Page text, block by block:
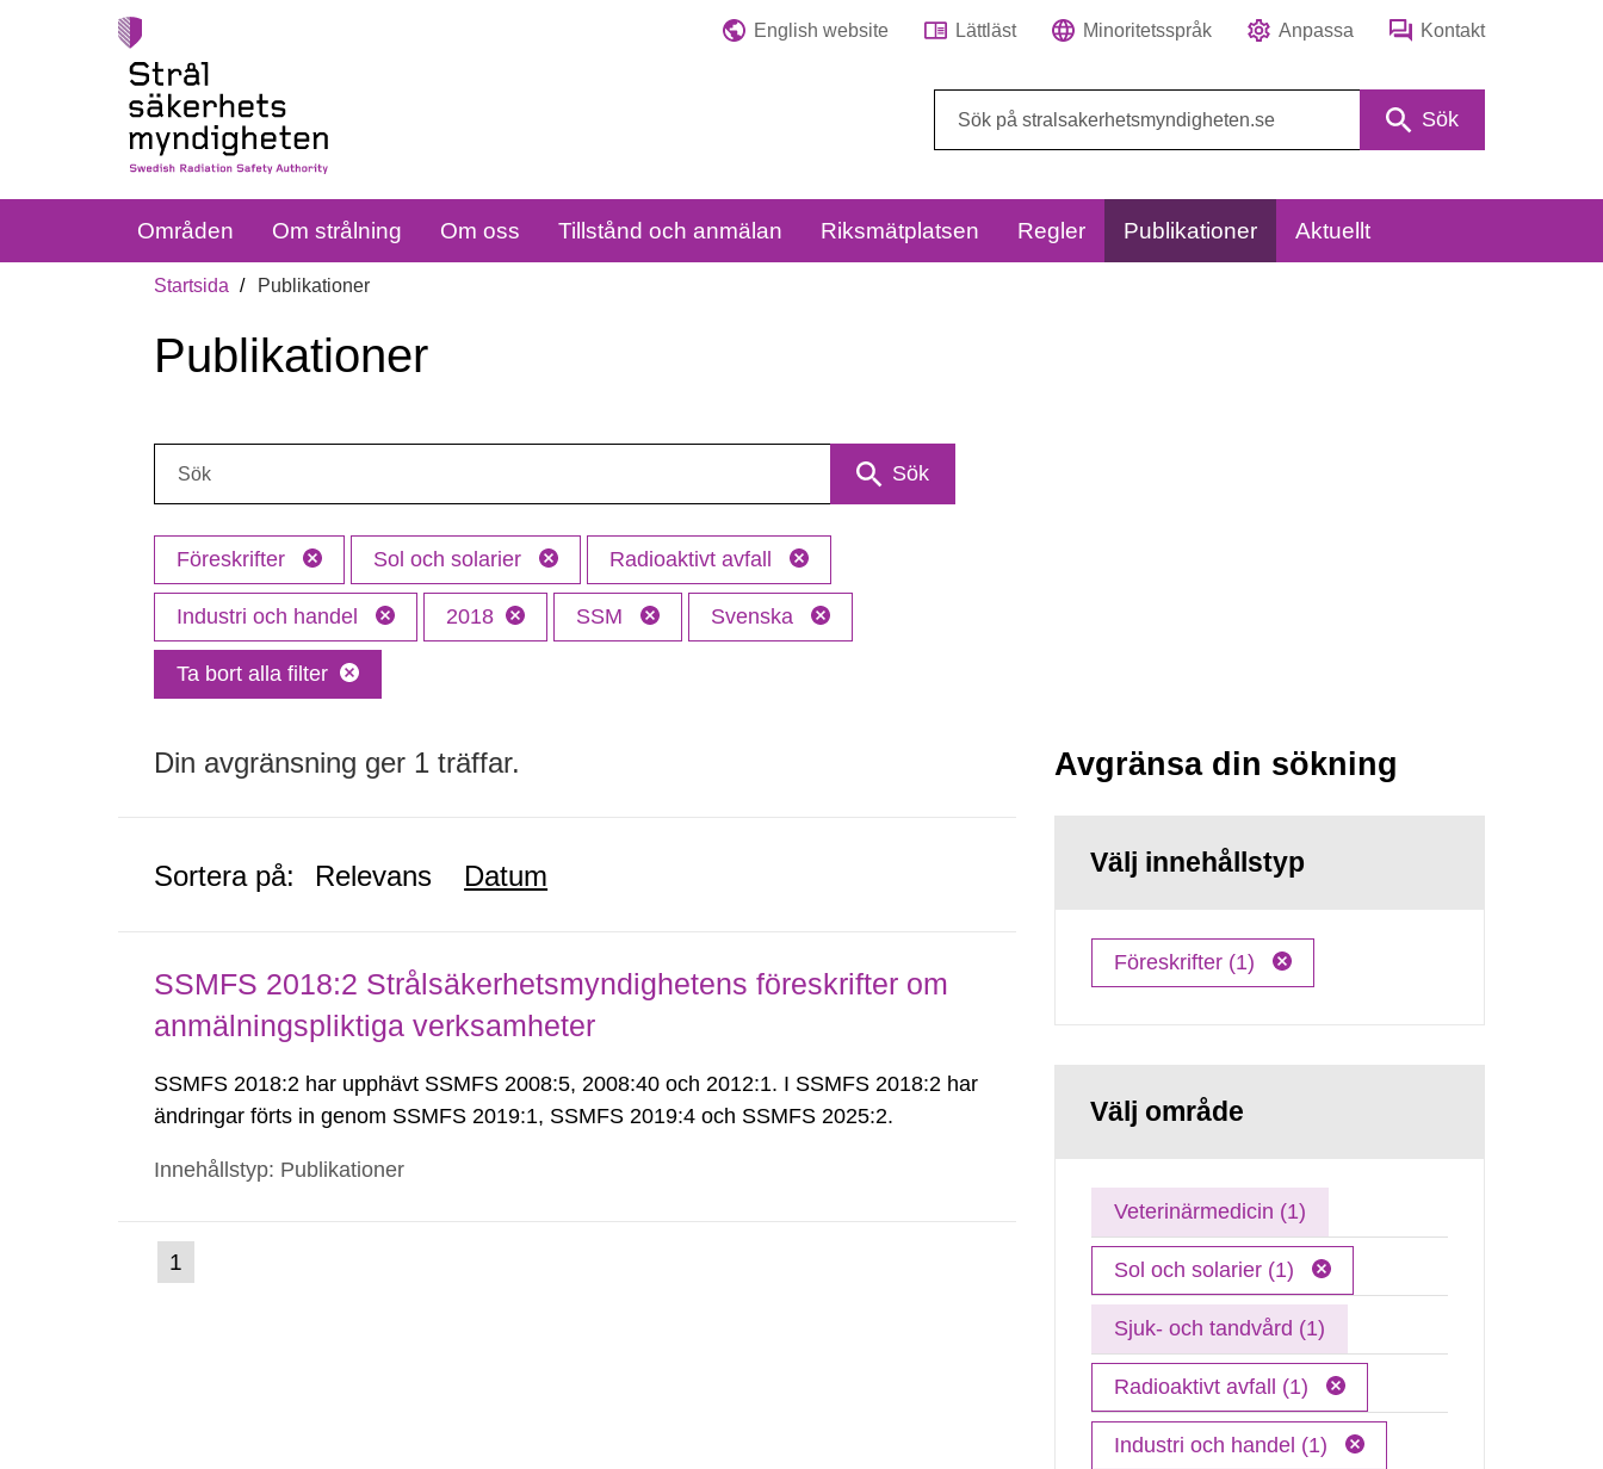
English website Lättläst Minoritetsspråk Anpassa Kontakt
Sök
Områden Om strålning Om oss Tillstånd och anmälan Riksmätplatsen Regler Publikationer Aktuellt
Startsida Publikationer
Publikationer
Sök
Föreskrifter Sol och solarier Radioaktivt avfall
Industri och handel 2018 SSM Svenska
Ta bort alla filter
Din avgränsning ger 1 träffar.
Sortera på: Relevans Datum
SSMFS 2018:2 Strålsäkerhetsmyndighetens föreskrifter om
anmälningspliktiga verksamheter
SSMFS 2018:2 har upphävt SSMFS 2008:5, 2008:40 och 2012:1. I SSMFS 2018:2 har
ändringar förts in genom SSMFS 2019:1, SSMFS 2019:4 och SSMFS 2025:2.
Innehållstyp: Publikationer
Gå
till
1
Avgränsa din sökning
Välj innehållstyp
Föreskrifter (1)
Välj område
Veterinärmedicin (1)
Sol och solarier (1)
Sjuk- och tandvård (1)
Radioaktivt avfall (1)
Industri och handel (1)